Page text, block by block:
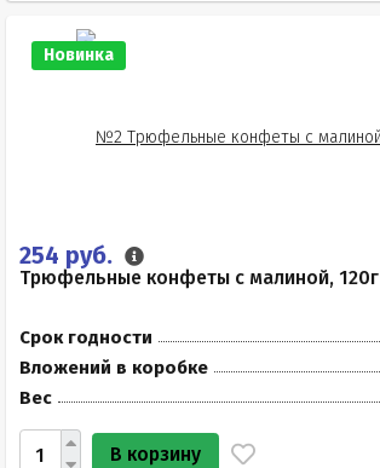
Новинка
254 руб.
Трюфельные конфеты с малиной, 120г
Срок годности
Вложений в коробке
Вес
В корзину